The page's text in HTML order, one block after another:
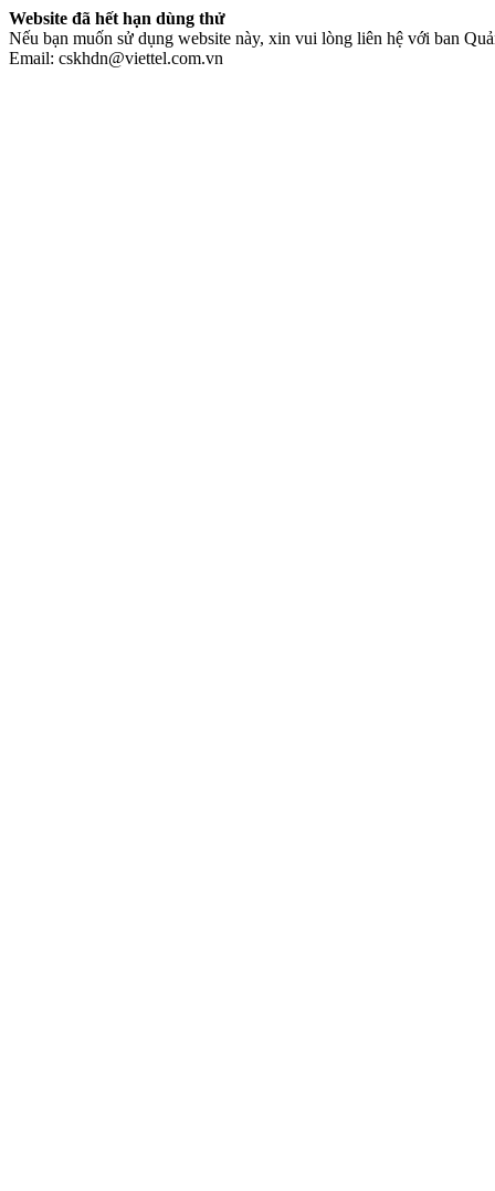
Website đã hết hạn dùng thử
Nếu bạn muốn sử dụng website này, xin vui lòng liên hệ với ban
Email: cskhdn@viettel.com.vn